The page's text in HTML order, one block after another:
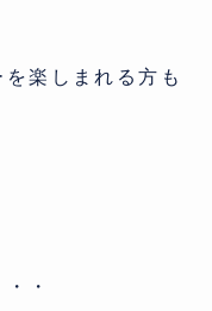
楽しまれる方も
・